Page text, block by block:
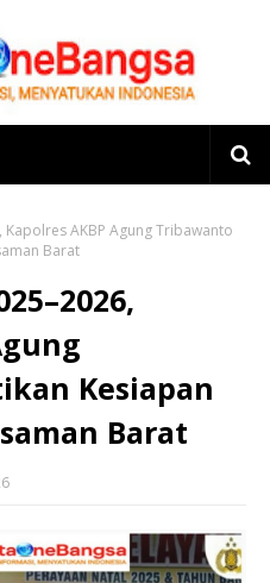
Kapolres AKBP Agung Tribawanto
Barat
Kesiapan
Barat